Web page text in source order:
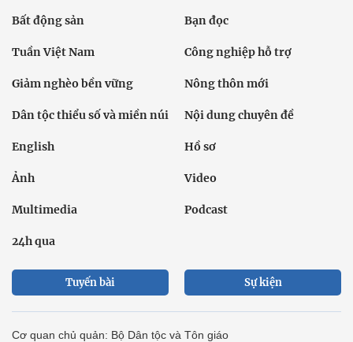
Bất động sản Bạn đọc
Tuần Việt Nam Công nghiệp hỗ trợ
Giảm nghèo bền vững Nông thôn mới
Dân tộc thiểu số và miền núi Nội dung chuyên đề
English Hồ sơ
Ảnh Video
Multimedia Podcast
24h qua
Tuyến bài Sự kiện
Cơ quan chủ quản: Bộ Dân tộc và Tôn giáo